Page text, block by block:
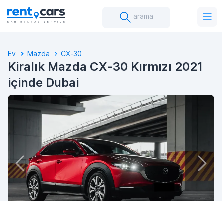
arama
Ev Mazda CX-30
Kiralık Mazda CX-30 Kırmızı 2021
içinde Dubai